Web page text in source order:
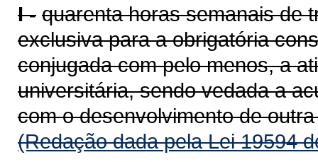
I - quarenta horas semanais de
exclusiva para a obrigatória
conjugada com pelo menos, a
universitária, sendo vedada a
com o desenvolvimento de
(Redação dada pela Lei 19594